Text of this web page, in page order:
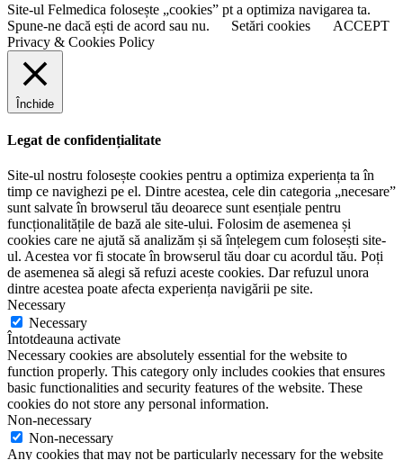
Site-ul Felmedica folosește „cookies” pt a optimiza navigarea ta.
Spune-ne dacă ești de acord sau nu.
Setări cookies
ACCEPT
Privacy & Cookies Policy
Închide
Legat de confidențialitate
Site-ul nostru folosește cookies pentru a optimiza experiența ta în
timp ce navighezi pe el. Dintre acestea, cele din categoria „necesare”
sunt salvate în browserul tău deoarece sunt esențiale pentru
funcționalitățile de bază ale site-ului. Folosim de asemenea și
cookies care ne ajută să analizăm și să înțelegem cum folosești site-
ul. Acestea vor fi stocate în browserul tău doar cu acordul tău. Poți
de asemenea să alegi să refuzi aceste cookies. Dar refuzul unora
dintre acestea poate afecta experiența navigării pe site.
Necessary
Necessary
Întotdeauna activate
Necessary cookies are absolutely essential for the website to
function properly. This category only includes cookies that ensures
basic functionalities and security features of the website. These
cookies do not store any personal information.
Non-necessary
Non-necessary
Any cookies that may not be particularly necessary for the website